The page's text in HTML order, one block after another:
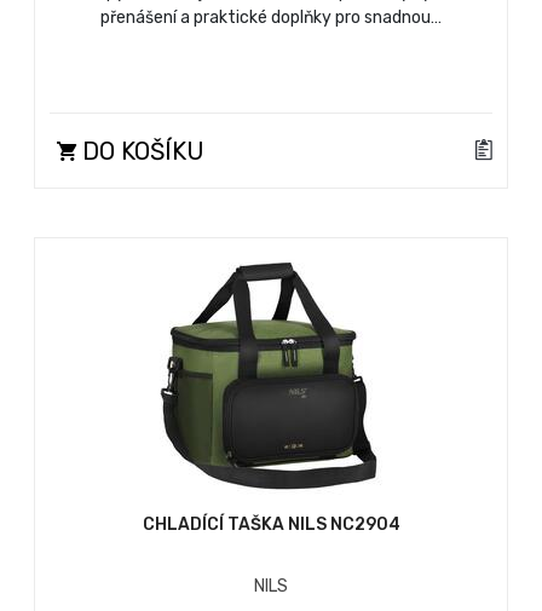
přenášení a praktické doplňky pro snadnou…
DO KOŠÍKU
CHLADÍCÍ TAŠKA NILS NC2904
NILS